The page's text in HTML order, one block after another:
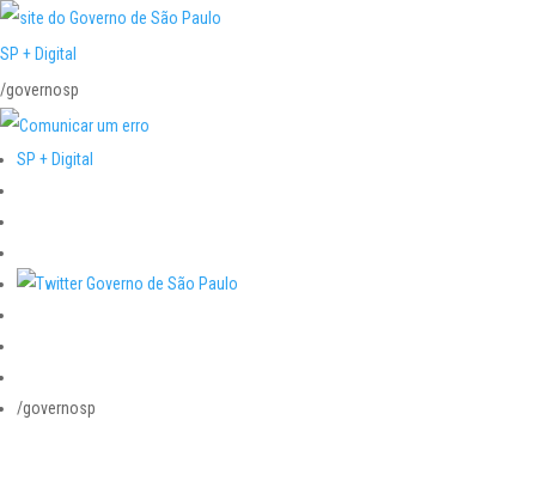
SP + Digital
/governosp
SP + Digital
/governosp